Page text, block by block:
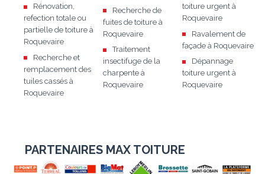
Rénovation,
refection totale ou
partielle de toiture à
Roquevaire
Recherche et
remplacement des
tuiles cassés à
Roquevaire
Recherche de
fuites de toiture à
Roquevaire
Traitement
insectifuge de la
charpente à
Roquevaire
toiture urgent à
Roquevaire
Ravalement de
façade à Roquevaire
Dépannage
toiture urgent à
Roquevaire
PARTENAIRES MAX TOITURE